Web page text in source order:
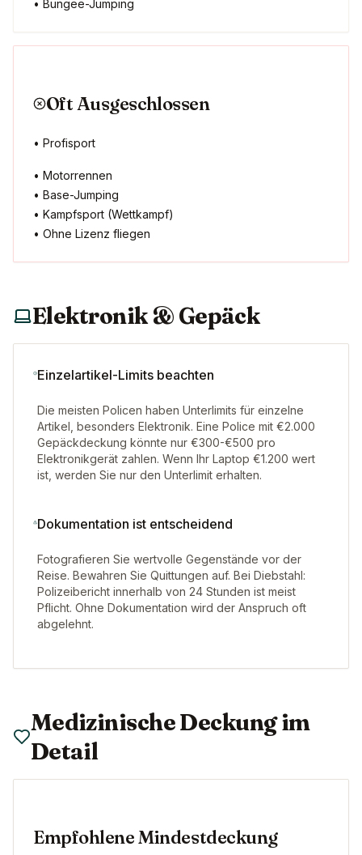
• Bungee-Jumping
Oft Ausgeschlossen
• Profisport
• Motorrennen
• Base-Jumping
• Kampfsport (Wettkampf)
• Ohne Lizenz fliegen
Elektronik & Gepäck
Einzelartikel-Limits beachten
Die meisten Policen haben Unterlimits für einzelne
Artikel, besonders Elektronik. Eine Police mit €2.000
Gepäckdeckung könnte nur €300-€500 pro
Elektronikgerät zahlen. Wenn Ihr Laptop €1.200 wert
ist, werden Sie nur den Unterlimit erhalten.
Dokumentation ist entscheidend
Fotografieren Sie wertvolle Gegenstände vor der
Reise. Bewahren Sie Quittungen auf. Bei Diebstahl:
Polizeibericht innerhalb von 24 Stunden ist meist
Pflicht. Ohne Dokumentation wird der Anspruch oft
abgelehnt.
Medizinische Deckung im
Detail
Empfohlene Mindestdeckung